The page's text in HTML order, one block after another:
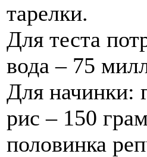
тарелки.
Для теста
вода – 75
Для начинки:
рис – 150
половинка